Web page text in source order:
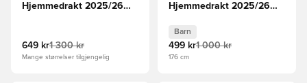
Hjemmedrakt 2025/26
649 kr1 300 kr
Mange størrelser tilgjengelig
Hjemmedrakt 2025/26
Barn
499 kr1 000 kr
176 cm